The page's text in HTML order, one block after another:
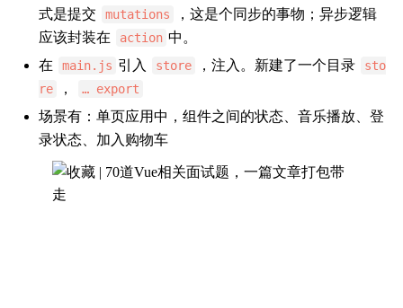
式是提交
mutations
，这是个同步的事物；异步逻辑
应该封装在
action 中。
在
main.js 引入 store ，注入。新建了一个目录
sto
re
， … export
场景有：单页应用中，组件之间的状态、音乐播放、登
录状态、加入购物车